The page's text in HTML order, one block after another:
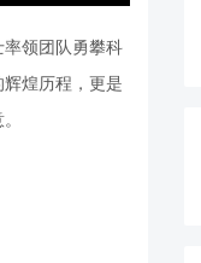
领团队勇攀科
煌历程，更是